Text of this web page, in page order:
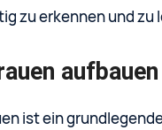
zu erkennen und zu
ist ein